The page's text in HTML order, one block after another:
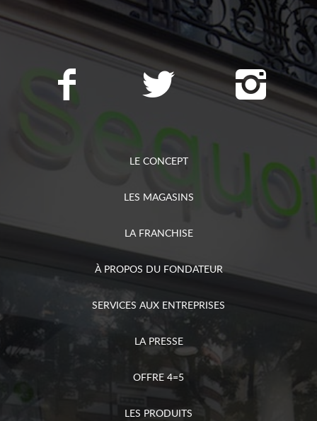
LE CONCEPT
LES MAGASINS
LA FRANCHISE
À PROPOS DU FONDATEUR
SERVICES AUX ENTREPRISES
LA PRESSE
OFFRE 4=5
LES PRODUITS